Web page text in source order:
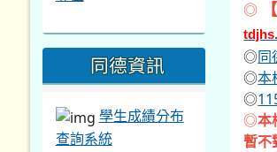
◎
tdjhs
◎同
◎本
◎
◎本
暫不
同德資訊
學生成績分布
查詢系統